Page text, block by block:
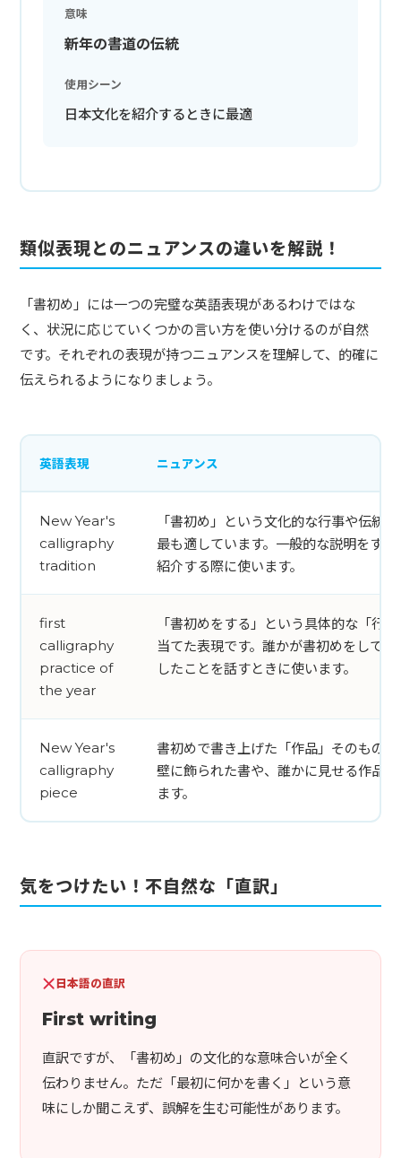
意味
新年の書道の伝統
使用シーン
日本文化を紹介するときに最適
類似表現とのニュアンスの違いを解説！
「書初め」には一つの完璧な英語表現があるわけではな
く、状況に応じていくつかの言い方を使い分けるのが自然
です。それぞれの表現が持つニュアンスを理解して、的確に
伝えられるようになりましょう。
英語表現 ニュアンス
New Year's
calligraphy
tradition
「書初め」という文化的な行事や伝統
最も適しています。一般的な説明をす
紹介する際に使います。
first
calligraphy
practice of
the year
「書初めをする」という具体的な「行
当てた表現です。誰かが書初めをして
したことを話すときに使います。
New Year's
calligraphy
piece
書初めで書き上げた「作品」そのもの
壁に飾られた書や、誰かに見せる作品
ます。
気をつけたい！不自然な「直訳」
日本語の直訳
First writing
直訳ですが、「書初め」の文化的な意味合いが全く
伝わりません。ただ「最初に何かを書く」という意
味にしか聞こえず、誤解を生む可能性があります。